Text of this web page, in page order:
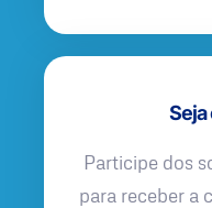
Participe dos
para receber a